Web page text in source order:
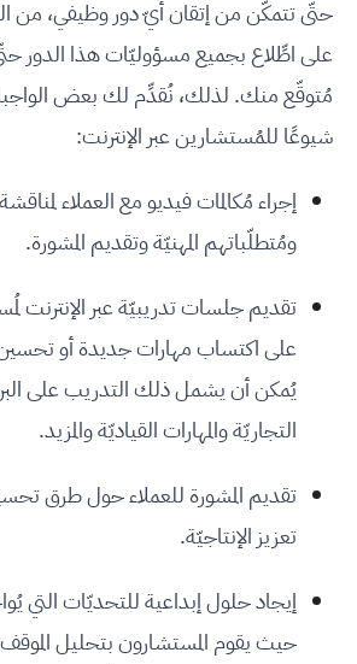
حتّى تتمكّن من إتقان أيّ دور وظيفي، من
على اطِّلاع بجميع مسؤوليّات هذا الدور
مُتوقّع منك. لذلك، نُقدِّم لك بعض الواجبات
شيوعًا للمُستشارين عبر الإنترنت:
إجراء مُكالمات فيديو مع العملاء
ومُتطلّباتهم المهنيّة وتقديم المشورة.
تقديم جلسات تدريبيّة عبر الإنترنت
على اكتساب مهارات جديدة أو تحسين
يُمكن أن يشمل ذلك التدريب على
التجاريّة والمهارات القياديّة والمزيد.
تقديم المشورة للعملاء حول طرق
تعزيز الإنتاجيّة.
إيجاد حلول إبداعية للتحديّات التي
حيث يقوم المستشارون بتحليل الموقف